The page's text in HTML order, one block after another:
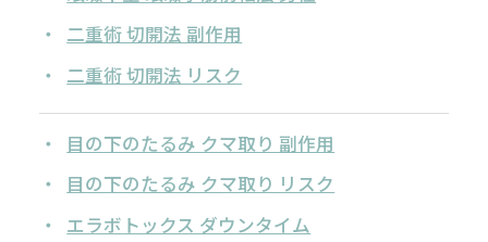
二重術 切開法 副作用
二重術 切開法 リスク
目の下のたるみ クマ取り 副作用
目の下のたるみ クマ取り リスク
エラボトックス ダウンタイム